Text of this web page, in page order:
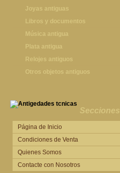
Otros artículos militares
Pintura contemporánea
Grabados antiguos y mapas
Cámaras antiguas
Joyas antiguas
Joyas antiguas
Libros y documentos
Libros antiguos
Fotografia antigua
Publicaciones antiguas
Música antigua
Gramófonos antiguos
Cajas de música antiguas
Radios antiguas
Plata antigua
Plata antigua
Relojes antiguos
Relojes sobremesa antiguos
Relojes de bolsillo antiguos
Relojes de pulsera antiguos
Otros objetos antiguos
Secciones
Página de Inicio
Condiciones de Venta
Quienes Somos
Contacte con Nosotros